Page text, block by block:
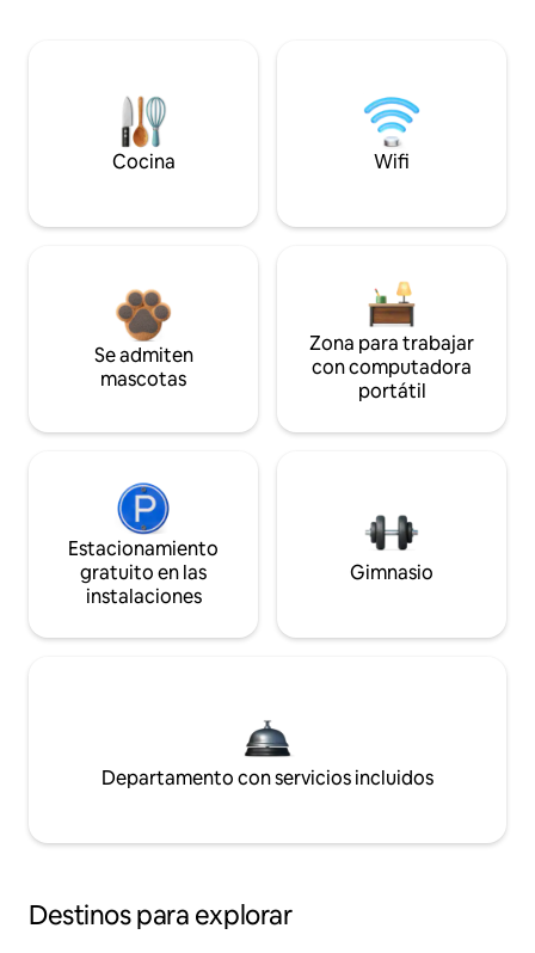
Cocina Wifi
Se admiten
mascotas
Zona para trabajar
con computadora
portátil
Estacionamiento
gratuito en las
instalaciones
Gimnasio
Departamento con servicios incluidos
Destinos para explorar